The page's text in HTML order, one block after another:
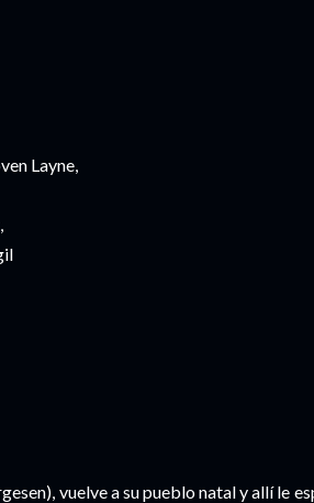
Layne,
vuelve a su pueblo natal y allí le